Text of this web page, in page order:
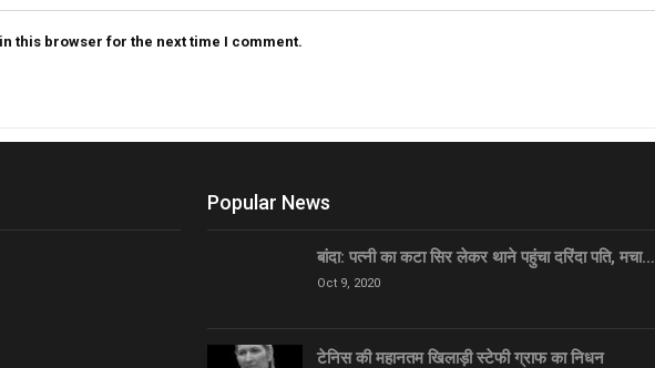
this browser for the next time I comment.
Popular News
बांदा: पत्नी का कटा सिर लेकर थाने पहुंचा दरिंदा पति, मचा…
Oct 9, 2020
टेनिस की महानतम खिलाड़ी स्टेफी ग्राफ का निधन